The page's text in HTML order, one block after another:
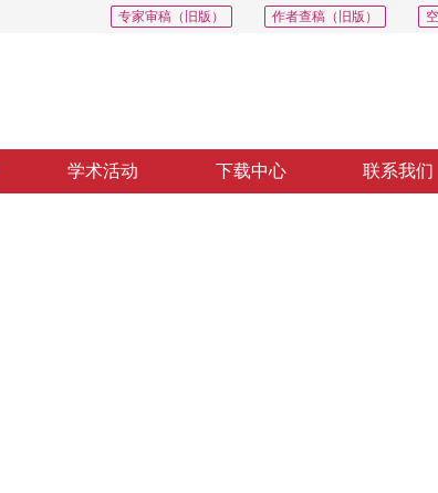
作者查稿（旧版）
专家审稿（旧版）
学术活动 下载中心 联系我们